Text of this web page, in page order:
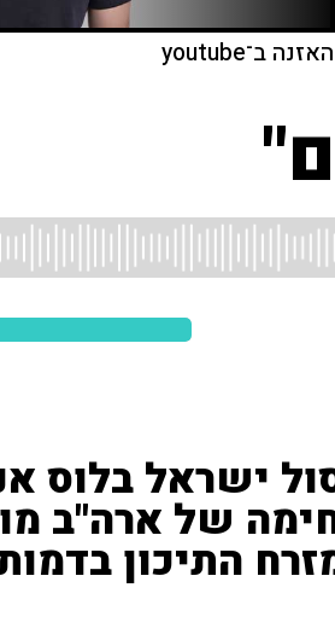
האזנה ב־youtube
ישראל בלוס
של ארה"ב
התיכון